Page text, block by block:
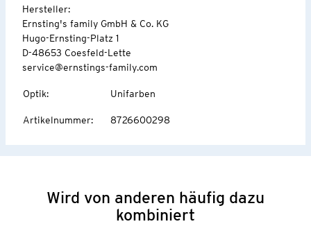
Hersteller:
Ernsting's family GmbH & Co. KG
Hugo-Ernsting-Platz 1
D-48653 Coesfeld-Lette
service@ernstings-family.com
Optik: Unifarben
Artikelnummer: 8726600298
Wird von anderen häufig dazu
kombiniert